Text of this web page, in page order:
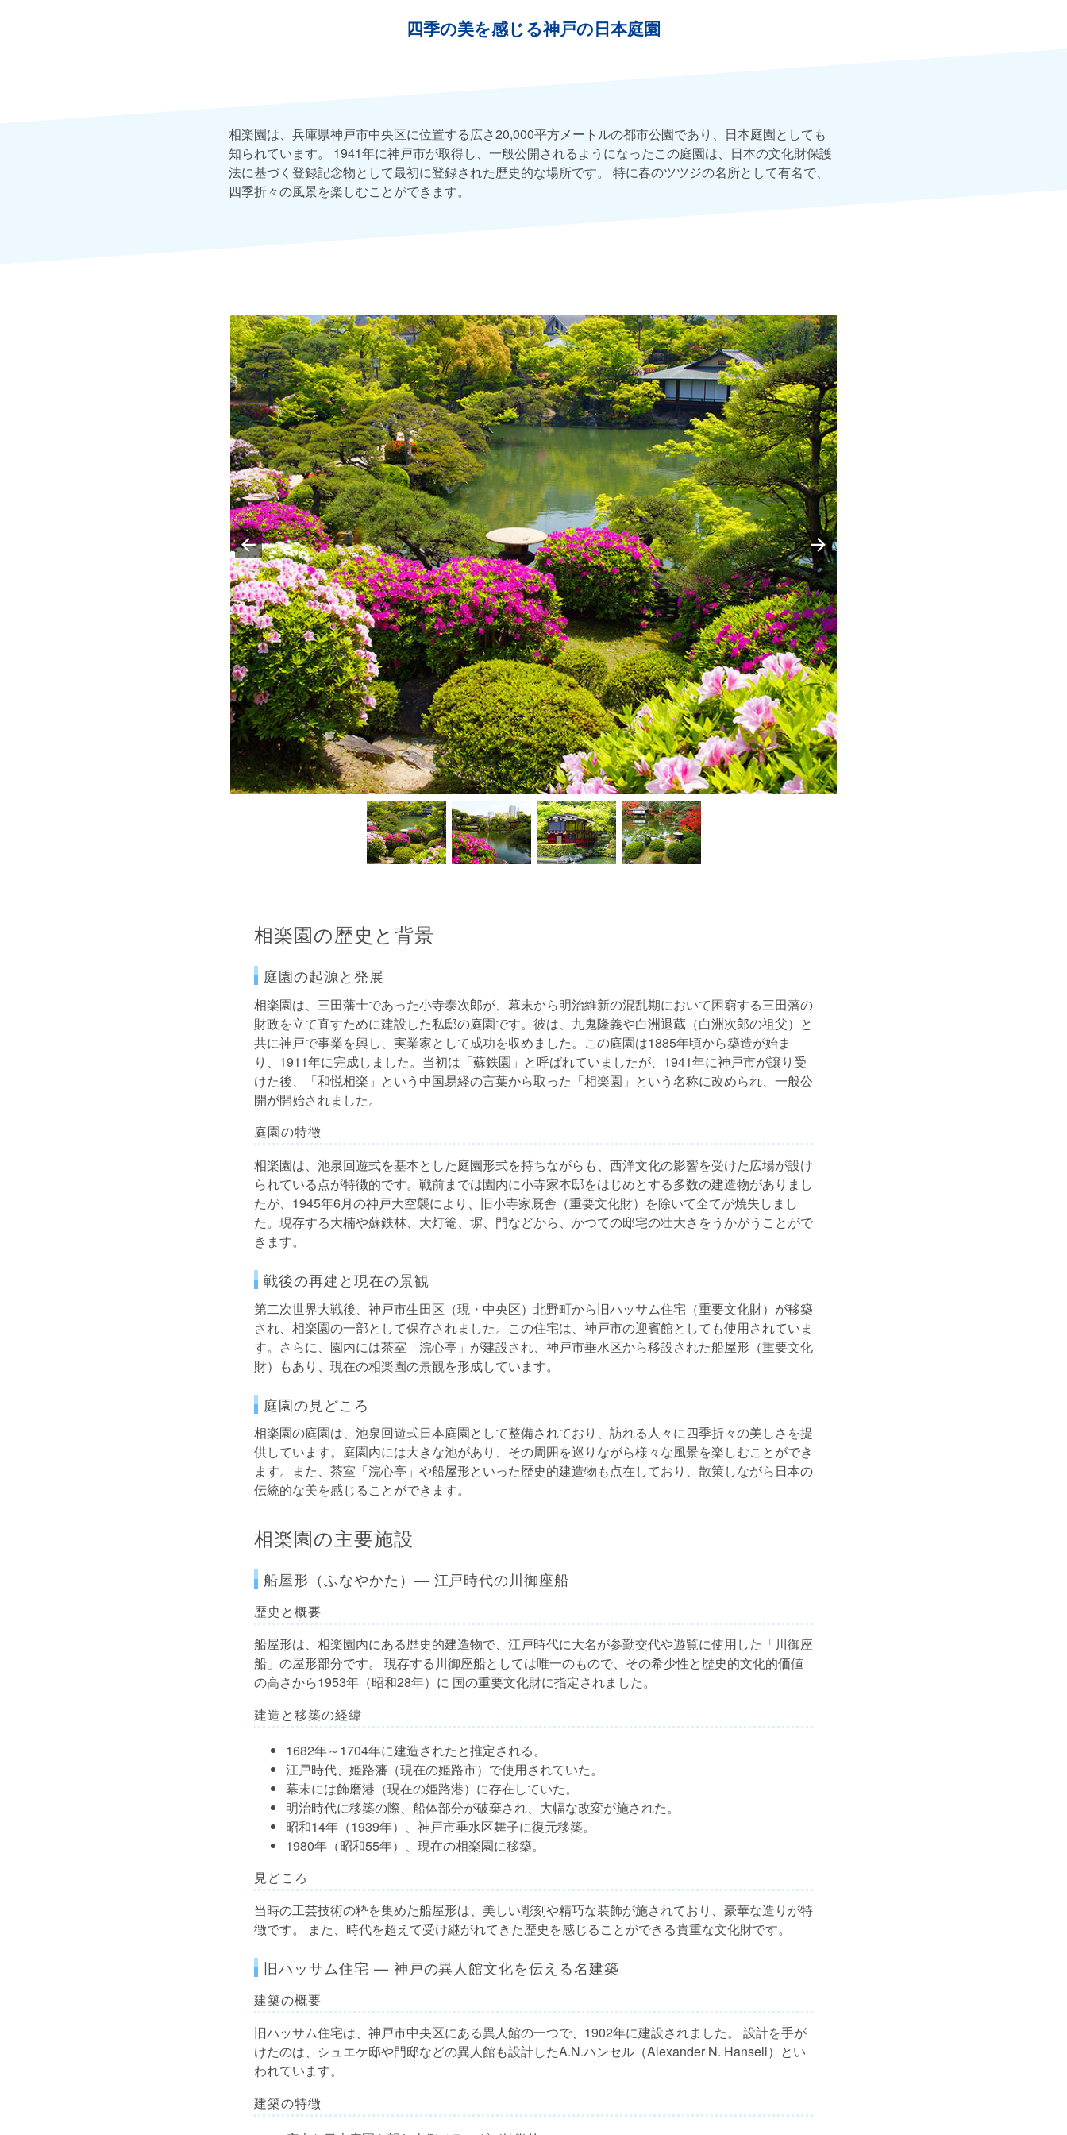
四季の美を感じる神戸の日本庭園
相楽園は、兵庫県神戸市中央区に位置する広さ20,000平方メートルの都市公園であり、日本庭園としても
知られています。 1941年に神戸市が取得し、一般公開されるようになったこの庭園は、日本の文化財保護
法に基づく登録記念物として最初に登録された歴史的な場所です。 特に春のツツジの名所として有名で、
四季折々の風景を楽しむことができます。
相楽園の歴史と背景
庭園の起源と発展
相楽園は、三田藩士であった小寺泰次郎が、幕末から明治維新の混乱期において困窮する三田藩の
財政を立て直すために建設した私邸の庭園です。彼は、九鬼隆義や白洲退蔵（白洲次郎の祖父）と
共に神戸で事業を興し、実業家として成功を収めました。この庭園は1885年頃から築造が始ま
り、1911年に完成しました。当初は「蘇鉄園」と呼ばれていましたが、1941年に神戸市が譲り受
けた後、「和悦相楽」という中国易経の言葉から取った「相楽園」という名称に改められ、一般公
開が開始されました。
庭園の特徴
相楽園は、池泉回遊式を基本とした庭園形式を持ちながらも、西洋文化の影響を受けた広場が設け
られている点が特徴的です。戦前までは園内に小寺家本邸をはじめとする多数の建造物がありまし
たが、1945年6月の神戸大空襲により、旧小寺家厩舎（重要文化財）を除いて全てが焼失しまし
た。現存する大楠や蘇鉄林、大灯篭、塀、門などから、かつての邸宅の壮大さをうかがうことがで
きます。
戦後の再建と現在の景観
第二次世界大戦後、神戸市生田区（現・中央区）北野町から旧ハッサム住宅（重要文化財）が移築
され、相楽園の一部として保存されました。この住宅は、神戸市の迎賓館としても使用されていま
す。さらに、園内には茶室「浣心亭」が建設され、神戸市垂水区から移設された船屋形（重要文化
財）もあり、現在の相楽園の景観を形成しています。
庭園の見どころ
相楽園の庭園は、池泉回遊式日本庭園として整備されており、訪れる人々に四季折々の美しさを提
供しています。庭園内には大きな池があり、その周囲を巡りながら様々な風景を楽しむことができ
ます。また、茶室「浣心亭」や船屋形といった歴史的建造物も点在しており、散策しながら日本の
伝統的な美を感じることができます。
相楽園の主要施設
船屋形（ふなやかた）— 江戸時代の川御座船
歴史と概要
船屋形は、相楽園内にある歴史的建造物で、江戸時代に大名が参勤交代や遊覧に使用した「川御座
船」の屋形部分です。 現存する川御座船としては唯一のもので、その希少性と歴史的文化的価値
の高さから1953年（昭和28年）に 国の重要文化財に指定されました。
建造と移築の経緯
1682年～1704年に建造されたと推定される。
江戸時代、姫路藩（現在の姫路市）で使用されていた。
幕末には飾磨港（現在の姫路港）に存在していた。
明治時代に移築の際、船体部分が破棄され、大幅な改変が施された。
昭和14年（1939年）、神戸市垂水区舞子に復元移築。
1980年（昭和55年）、現在の相楽園に移築。
見どころ
当時の工芸技術の粋を集めた船屋形は、美しい彫刻や精巧な装飾が施されており、豪華な造りが特
徴です。 また、時代を超えて受け継がれてきた歴史を感じることができる貴重な文化財です。
旧ハッサム住宅 — 神戸の異人館文化を伝える名建築
建築の概要
旧ハッサム住宅は、神戸市中央区にある異人館の一つで、1902年に建設されました。 設計を手が
けたのは、シュエケ邸や門邸などの異人館も設計したA.N.ハンセル（Alexander N. Hansell）とい
われています。
建築の特徴